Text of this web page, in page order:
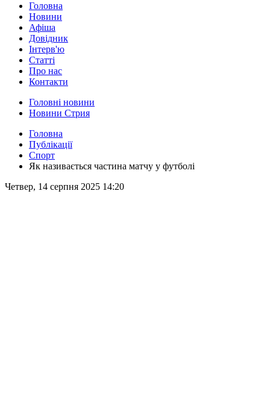
Головна
Новини
Афіша
Довідник
Інтерв'ю
Статті
Про нас
Контакти
Головні новини
Новини Стрия
Головна
Публікації
Спорт
Як називається частина матчу у футболі
Четвер, 14 серпня 2025 14:20